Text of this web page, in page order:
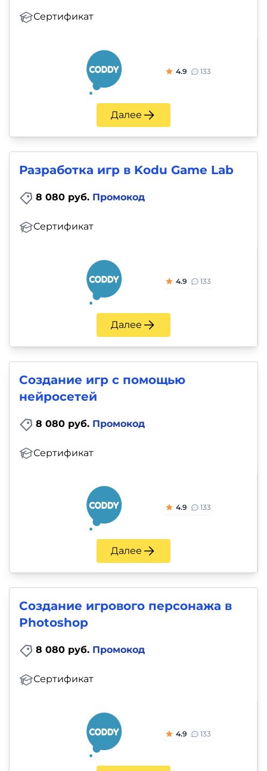
Сертификат
4.9 133
Далее
Разработка игр в Kodu Game Lab
8 080 руб. Промокод
Сертификат
4.9 133
Далее
Создание игр с помощью
нейросетей
8 080 руб. Промокод
Сертификат
4.9 133
Далее
Создание игрового персонажа в
Photoshop
8 080 руб. Промокод
Сертификат
4.9 133